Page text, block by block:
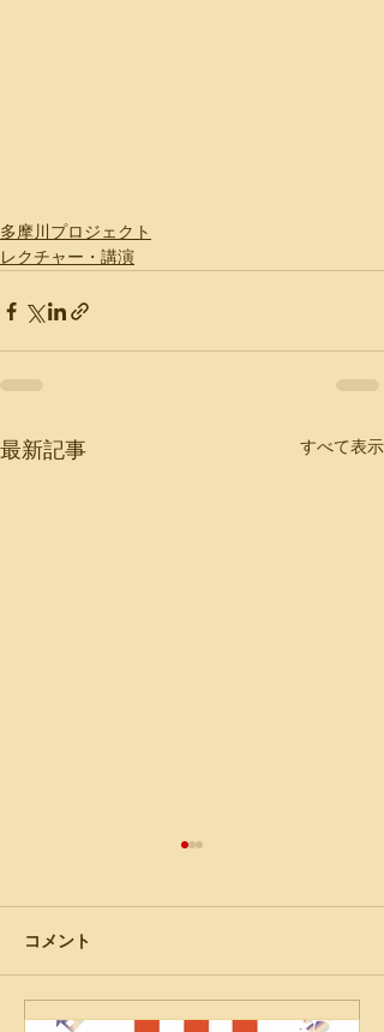
多摩川プロジェクト
レクチャー・講演
最新記事 すべて表示
コメント